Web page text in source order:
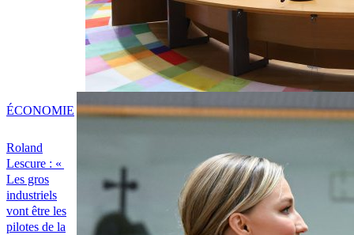
Roland
Lescure : «
Les gros
industriels
vont être les
pilotes de la
ÉCONOMIE